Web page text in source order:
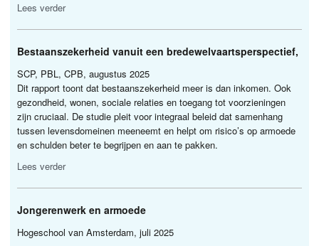
Lees verder
Bestaanszekerheid vanuit een bredewelvaartsperspectief,
SCP, PBL,CPB, augustus 2025
Dit rapport toont dat bestaanszekerheid meer is dan inkomen. Ook
gezondheid, wonen, sociale relaties en toegang tot voorzieningen
zijn cruciaal. De studie pleit voor integraal beleid dat samenhang
tussen levensdomeinen meeneemt en helpt om risico’s op armoede
en schulden beter te begrijpen en aan te pakken.
Lees verder
Jongerenwerk en armoede
Hogeschool van Amsterdam, juli 2025